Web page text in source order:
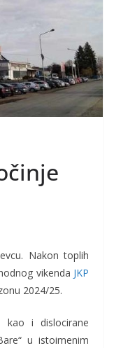
Nakon toplih
vikenda JKP
2024/25.
kao i dislocirane
u istoimenim